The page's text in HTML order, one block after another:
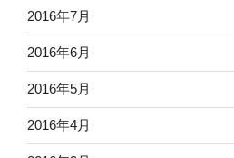
2016年7月
2016年6月
2016年5月
2016年4月